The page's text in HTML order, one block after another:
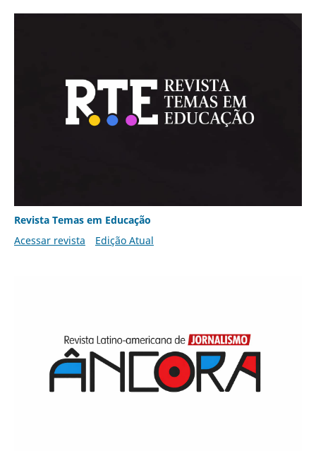
Revista Temas em Educação
Acessar revista
Edição Atual